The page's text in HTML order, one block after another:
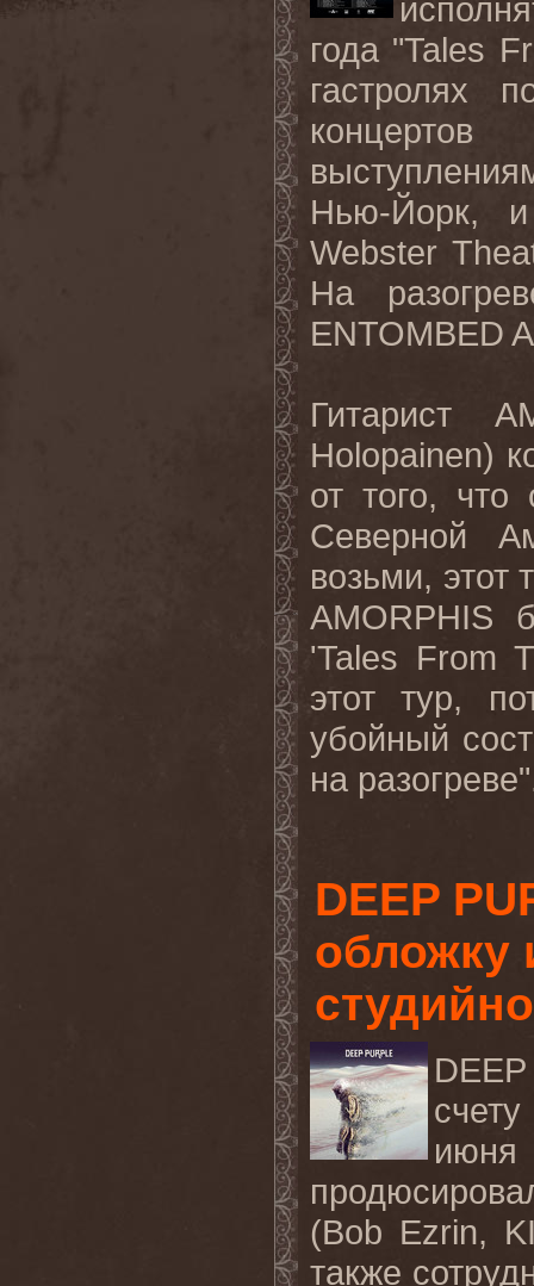
года "Tales
гастролях
Нью-Йорк,
Webster
На
ENTOMBED
Гитарист
Holopainen)
от того, что
Северной
возьми, этот
AMORPHIS
'Tales From
этот тур,
убойный
на
DEEP
обложку
июня
(Bob Ezrin,
также